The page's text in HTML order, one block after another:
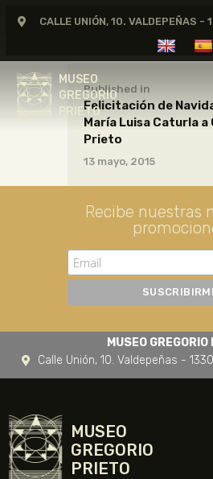
CALLE UNIÓN, 10. VALDEPEÑAS -
MUSEO
GREGORIO
PRIETO
MUSEO
GREGORIO
GREGORIO PRIETO
MUSEO
ARCHIVO
CERTAMEN DE
FUNDACIÓN
TIENDA
NOTICIAS
Published in
Felicitación de
María Luisa Caturla
Prieto
13 mayo, 2015
Recibe nuestras
MUSEO
Calle Unión, 10. Valdepeñas -
MUSEO
GREGORIO
PRIETO